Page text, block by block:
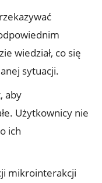
wiedział, co się
sytuacji.
aby
Użytkownicy nie
ich
mikrointerakcji